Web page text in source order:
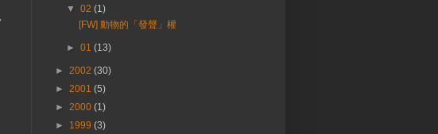
▼02(1)
[FW] 動物的「發聲」權
►01(13)
► 2002 (30)
► 2001 (5)
► 2000 (1)
► 1999 (3)